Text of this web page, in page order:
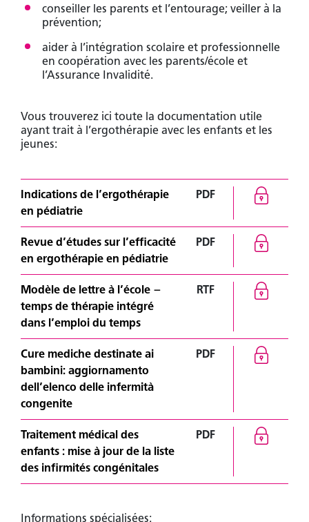
conseiller les parents et l’entourage; veiller à la
prévention;
aider à l’intégration scolaire et professionnelle
en coopération avec les parents/école et
l’Assurance Invalidité.
Vous trouverez ici toute la documentation utile
ayant trait à l’ergothérapie avec les enfants et les
jeunes:
Indications de l’ergothérapie
en pédiatrie
PDF
Revue d’études sur l’efficacité
en ergothérapie en pédiatrie
PDF
Modèle de lettre à l’école –
temps de thérapie intégré
dans l’emploi du temps
RTF
Cure mediche destinate ai
bambini: aggiornamento
dell’elenco delle infermità
congenite
PDF
Traitement médical des
enfants : mise à jour de la liste
des infirmités congénitales
PDF
Informations spécialisées: